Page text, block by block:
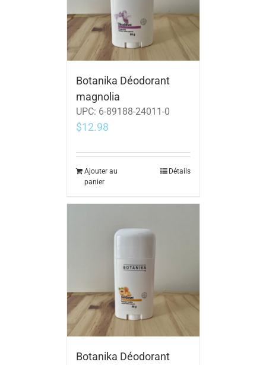
Botanika Déodorant
magnolia
UPC: 6-89188-24011-0
$12.98
Ajouter au
panier
Détails
Botanika Déodorant